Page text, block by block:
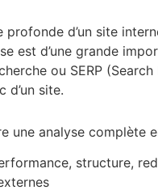
profonde d’un site
est d’une grande
ou SERP
site.
une analyse complète
structure,